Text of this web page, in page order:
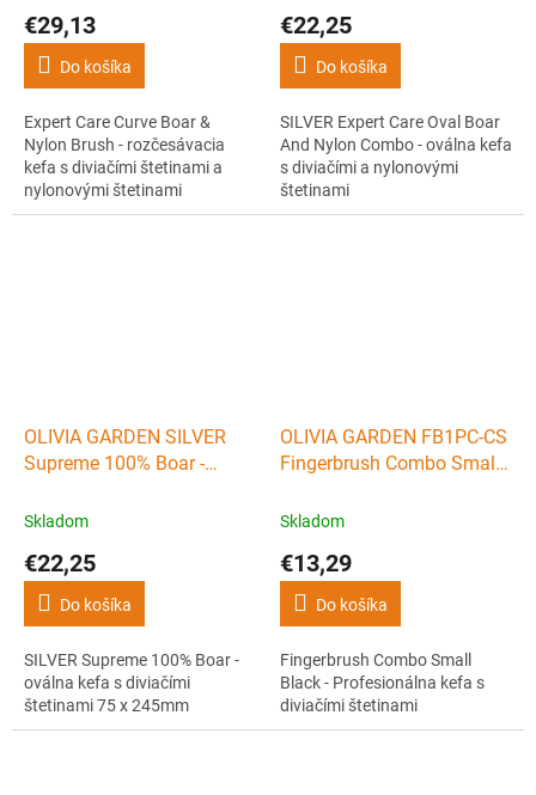
€29,13
Do košíka
Expert Care Curve Boar &
Nylon Brush - rozčesávacia
kefa s diviačími štetinami a
nylonovými štetinami
€22,25
Do košíka
SILVER Expert Care Oval Boar
And Nylon Combo - oválna kefa
s diviačími a nylonovými
štetinami
OLIVIA GARDEN SILVER
Supreme 100% Boar -
štetinami 75 x 245mm
Skladom
€22,25
Do košíka
SILVER Supreme 100% Boar -
oválna kefa s diviačími
štetinami 75 x 245mm
OLIVIA GARDEN FB1PC-CS
Fingerbrush Combo Small
s diviačími štetinami
Skladom
€13,29
Do košíka
Fingerbrush Combo Small
Black - Profesionálna kefa s
diviačími štetinami